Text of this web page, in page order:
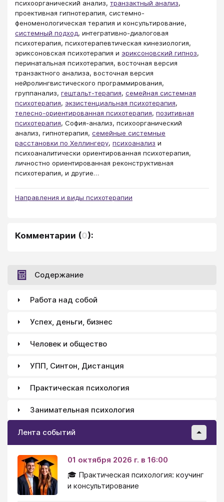
психоорганический анализ, транзактный анализ,
проективная гипнотерапия, системно-
феноменологическая терапия и консультирование,
системный подход, интегративно-диалоговая
психотерапия, психотерапевтическая кинезиология,
эриксоновская психотерапия и эриксоновский гипноз,
перинатальная психотерапия, восточная версия
транзактного анализа, восточная версия
нейролингвистического программирования,
группанализ, гештальт-терапия, семейная системная
психотерапия, экзистенциальная психотерапия,
телесно-ориентированная психотерапия, позитивная
психотерапия, София-анализ, психоорганический
анализ, гипнотерапия, семейные системные
расстановки по Хеллингеру, психоанализ и
психоаналитически ориентированная психотерапия,
личностно ориентированная реконструктивная
психотерапия, и другие…
Направления и виды психотерапии
Комментарии (0):
Содержание
Работа над собой
Успех, деньги, бизнес
Человек и общество
УПП, Синтон, Дистанция
Практическая психология
Занимательная психология
Лента событий
01 октября 2026 г. в 16:00
🎓 Практическая психология: коучинг
и консультирование